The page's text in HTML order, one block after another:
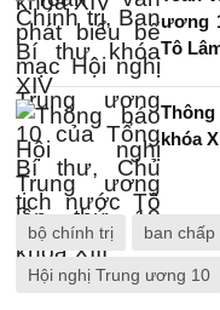
ương
Tô
khóa
bộ chính trị ban
Hội nghị Trung ương 10